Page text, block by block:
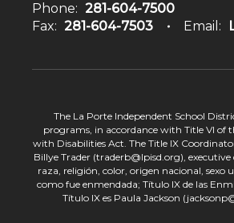
Phone: 281-604-7500
Fax: 281-604-7503 Email:
The La Porte Independent School
programs, in accordance with Title VI of
with Disabilities Act. The Title IX
Billye Trader (traderb@lpisd.org),
raza, religión, color, origen nacional, sexo
como fue enmendada; Título IX de las
Título IX es Paula Jackson